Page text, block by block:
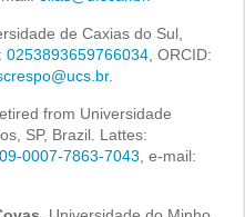
de Caxias do Sul,
0253893659766034 , ORCID:
.
from Universidade
SP, Brazil. Lattes:
0007-7863-7043 , e-mail: